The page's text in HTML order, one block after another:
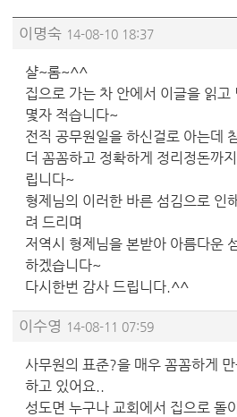
이명숙 14-08-10 18:37
샬~롬~^^
집으로 가는 차 안에서 이글을 읽고
몇자 적습니다~
전직 공무원일을 하신걸로 아는데
더 꼼꼼하고 정확하게 정리정돈까
립니다~
형제님의 이러한 바른 섬김으로 인
려 드리며
저역시 형제님을 본받아 아름다운
하겠습니다~
다시한번 감사 드립니다.^^
이수영 14-08-11 07:59
사무원의 표준?을 매우 꼼꼼하게
하고 있어요..
성도면 누구나 교회에서 집으로 돌